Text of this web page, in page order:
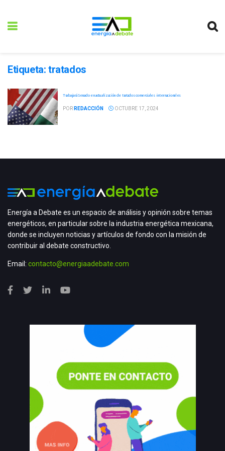
Etiqueta: tratados
Trabajará Senado en actualización de tratados comerciales internacionales
POR REDACCIÓN OCTUBRE 17, 2024
Energía a Debate es un espacio de análisis y opinión sobre temas
energéticos, en particular sobre la industria energética mexicana,
donde se incluyen noticias y artículos de fondo con la misión de
contribuir al debate constructivo.
Email: contacto@energiaadebate.com